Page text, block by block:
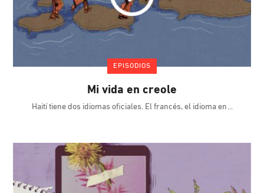
EPISODIOS
Mi vida en creole
Haití tiene dos idiomas oficiales. El francés, el idioma en